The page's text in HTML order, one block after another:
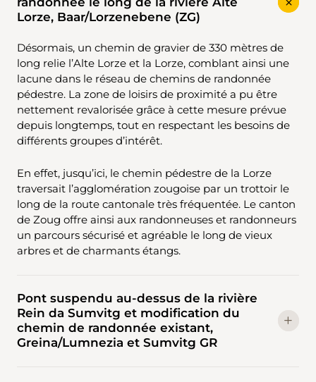
Lorze, Baar/Lorzenebene (ZG)
Désormais, un chemin de gravier de 330 mètres de
long relie l’Alte Lorze et la Lorze, comblant ainsi une
lacune dans le réseau de chemins de randonnée
pédestre. La zone de loisirs de proximité a pu être
nettement revalorisée grâce à cette mesure prévue
depuis longtemps, tout en respectant les besoins de
différents groupes d’intérêt.
En effet, jusqu’ici, le chemin pédestre de la Lorze
traversait l’agglomération zougoise par un trottoir le
long de la route cantonale très fréquentée. Le canton
de Zoug offre ainsi aux randonneuses et randonneurs
un parcours sécurisé et agréable le long de vieux
arbres et de charmants étangs.
Pont suspendu au-dessus de la rivière
Rein da Sumvitg et modification du
chemin de randonnée existant,
Greina/Lumnezia et Sumvitg GR